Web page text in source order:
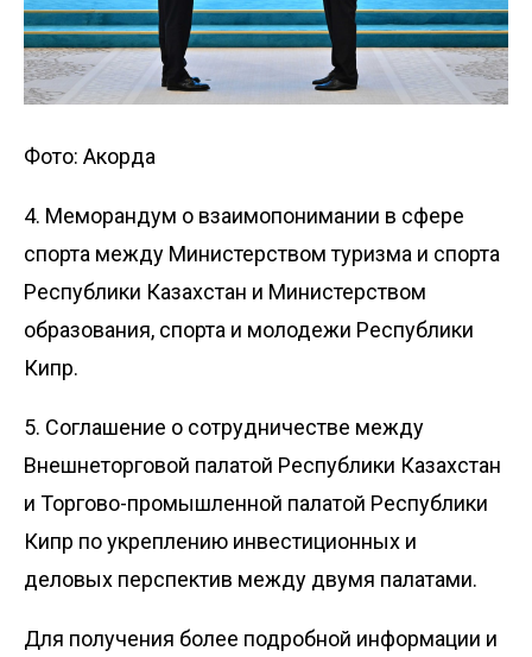
Фото: Акорда
4. Меморандум о взаимопонимании в сфере
спорта между Министерством туризма и спорта
Республики Казахстан и Министерством
образования, спорта и молодежи Республики
Кипр.
5. Соглашение о сотрудничестве между
Внешнеторговой палатой Республики Казахстан
и Торгово-промышленной палатой Республики
Кипр по укреплению инвестиционных и
деловых перспектив между двумя палатами.
Для получения более подробной информации и